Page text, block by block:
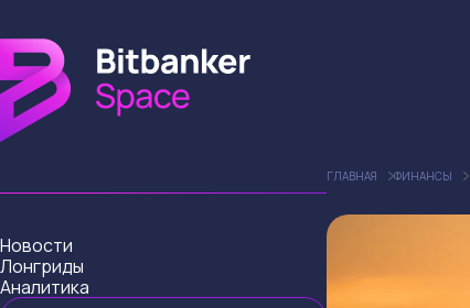
Новости
Лонгриды
Аналитика
ГЛАВНАЯ ФИНАНСЫ